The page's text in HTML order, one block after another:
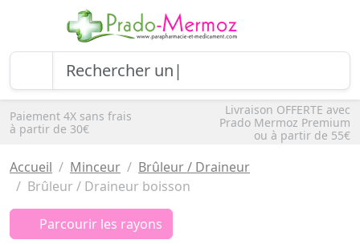
Paiement 4X sans frais
à partir de 30€
Livraison OFFERTE avec
Prado Mermoz Premium
ou à partir de 55€
Accueil Minceur
Brûleur / Draineur
Brûleur / Draineur boisson
Parcourir les rayons